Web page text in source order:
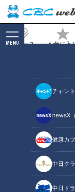
ニュース お気に入
MENU
チャント
newsX
健康カ
中日ク
中日ド
ー レジェン
とその“根拠”